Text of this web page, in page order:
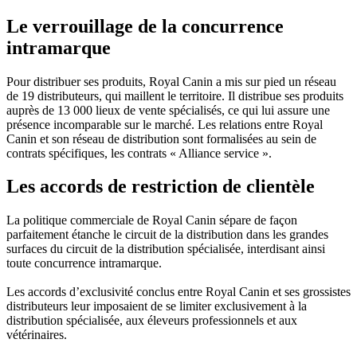
Le verrouillage de la concurrence
intramarque
Pour distribuer ses produits, Royal Canin a mis sur pied un réseau
de 19 distributeurs, qui maillent le territoire. Il distribue ses produits
auprès de 13 000 lieux de vente spécialisés, ce qui lui assure une
présence incomparable sur le marché. Les relations entre Royal
Canin et son réseau de distribution sont formalisées au sein de
contrats spécifiques, les contrats « Alliance service ».
Les accords de restriction de clientèle
La politique commerciale de Royal Canin sépare de façon
parfaitement étanche le circuit de la distribution dans les grandes
surfaces du circuit de la distribution spécialisée, interdisant ainsi
toute concurrence intramarque.
Les accords d’exclusivité conclus entre Royal Canin et ses grossistes
distributeurs leur imposaient de se limiter exclusivement à la
distribution spécialisée, aux éleveurs professionnels et aux
vétérinaires.